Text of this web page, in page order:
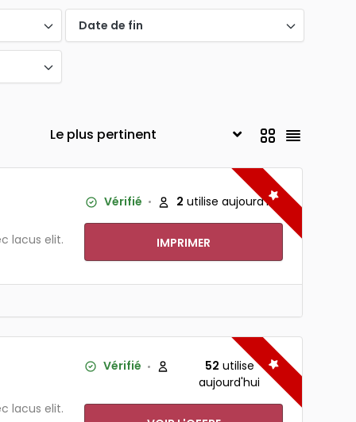
Date de fin
lacus elit.
Vérifié 2 utilise aujourd'hui
IMPRIMER
lacus elit.
Vérifié 52 utilise
aujourd'hui